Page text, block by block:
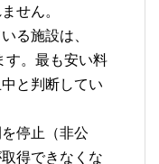
せん。
る施設は、
す。最も安い料
と判断してい
停止（非公
得できなくな